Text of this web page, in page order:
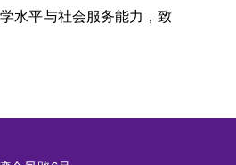
水平与社会服务能力，致